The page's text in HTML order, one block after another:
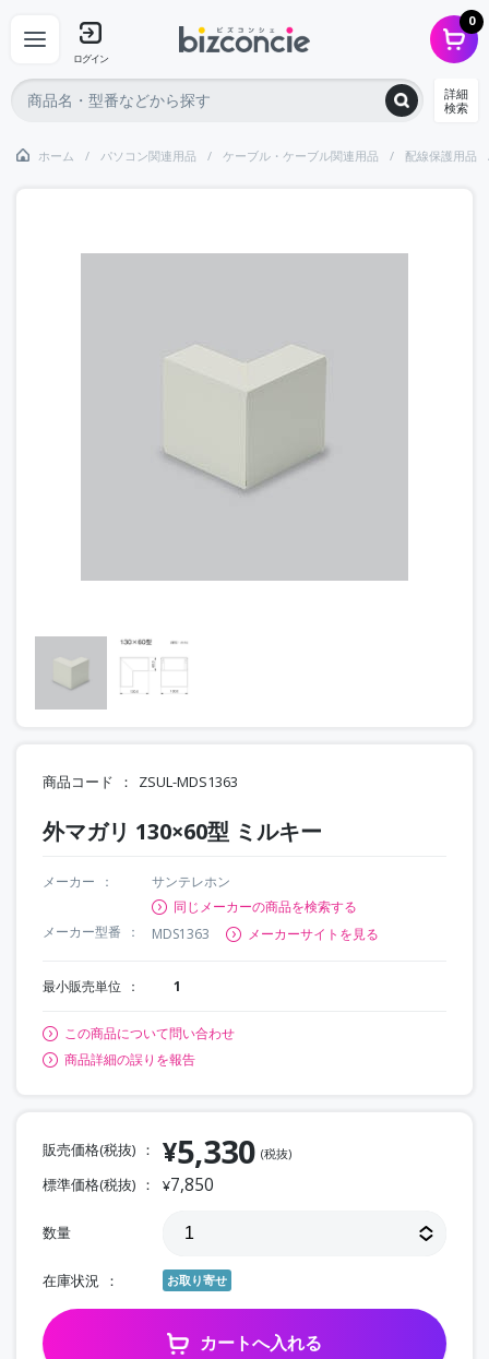
ログイン
0
詳細
検索
ホーム パソコン関連用品 ケーブル・ケーブル関連用品 配線保護用品
商品コード ZSUL-MDS1363
外マガリ 130×60型 ミルキー
メーカー
サンテレホン
同じメーカーの商品を検索する
メーカー型番
MDS1363 メーカーサイトを見る
最小販売単位 1
この商品について問い合わせ
商品詳細の誤りを報告
販売価格(税抜) ¥5,330 (税抜)
標準価格(税抜) ¥7,850
数量
在庫状況 お取り寄せ
カートへ入れる